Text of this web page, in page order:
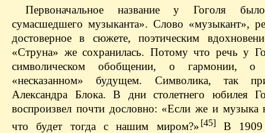
Первоначальное название у Гоголя
сумасшедшего музыканта». Слово «музыкант»,
достоверное в сюжете, поэтическим
«Струна» же сохранилась. Потому что речь у
символическом обобщении, о гармонии,
«несказанном» будущем. Символика, так
Александра Блока. В дни столетнего юбилея
воспроизвел почти дословно: «Если же и музыка
что будет тогда с нашим миром?» [45]В 1909